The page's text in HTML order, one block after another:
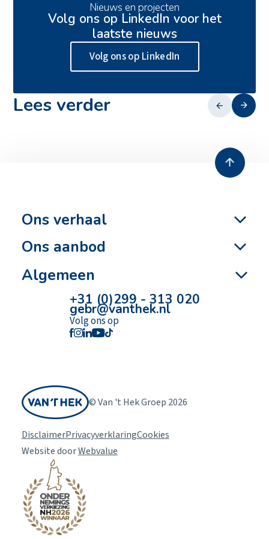
Actueel
Duurzaamheid
Veiligheid
Ons verhaal
Contact
Lees verder
Nieuws en projecten
Volg ons op LinkedIn voor het
laatste nieuws
Volg ons op LinkedIn
Ons verhaal
Ons aanbod
Algemeen
+31 (0)299 - 313 020
gebr@vanthek.nl
Volg ons op
© Van 't Hek Groep 2026
DisclaimerPrivacyverklaringCookies
Website doorWebvalue